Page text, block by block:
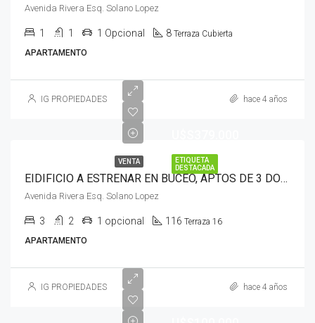
Avenida Rivera Esq. Solano Lopez
1 1 1 Opcional 8 Terraza Cubierta
APARTAMENTO
IG PROPIEDADES hace 4 años
ETIQUETA
DESTACADA
VENTA
EIDIFICIO A ESTRENAR EN BUCEO, APTOS DE 3 DORMITORIOS, CERCA DE LA RAMBLA DE MONTEVIDEO
Avenida Rivera Esq. Solano Lopez
3 2 1 opcional 116 Terraza 16
APARTAMENTO
IG PROPIEDADES hace 4 años